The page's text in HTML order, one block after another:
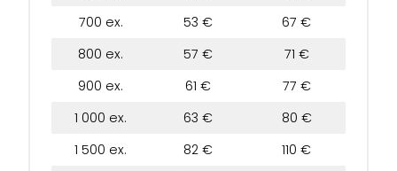
700 ex.
53 €
67 €
800 ex.
57 €
71 €
900 ex.
61 €
77 €
1 000 ex.
63 €
80 €
1 500 ex.
82 €
110 €